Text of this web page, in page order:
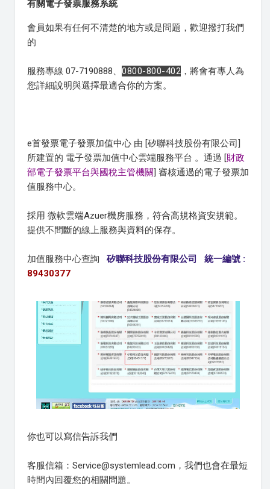
有關電子發票服務系統
會員如果有任何不清楚的地方或是問題，歡迎撥打我們
的
服務專線 07-7190888、 0800-800-402 ，將會有專人為
您詳細說明與選擇最適合你的方案。
e首發票電子發票加值中心 由 [矽聯科技股份有限公司]
所建置的 電子發票加值中心雲端服務平台 。通過 [財政
部電子發票平台與國稅主管機關] 審核通過的電子發票加
值服務中心。
採用 微軟雲端Azuer機房服務，符合高規格資安規範。
提供不間斷的線上服務與資料的保存。
加值服務中心查詢 矽聯科技股份有限公司 統一編號 :
89430377
你也可以寫信告訴我們
客服信箱：Service@systemlead.com，我們也會在最短
時間內回覆您的相關問題。